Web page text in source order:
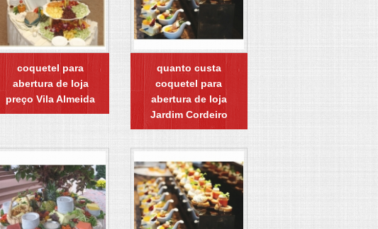
coquetel para
abertura de loja
preço Vila Almeida
quanto custa
coquetel para
abertura de loja
Jardim Cordeiro